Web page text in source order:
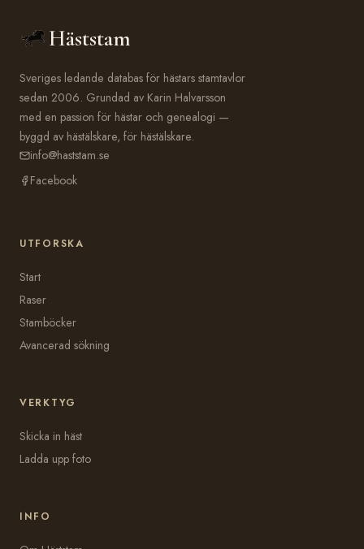
Häststam
Sveriges ledande databas för hästars stamtavlor
sedan 2006. Grundad av Karin Halvarsson
med en passion för hästar och genealogi —
byggd av hästälskare, för hästälskare.
info@haststam.se
Facebook
UTFORSKA
Start
Raser
Stamböcker
Avancerad sökning
VERKTYG
Skicka in häst
Ladda upp foto
INFO